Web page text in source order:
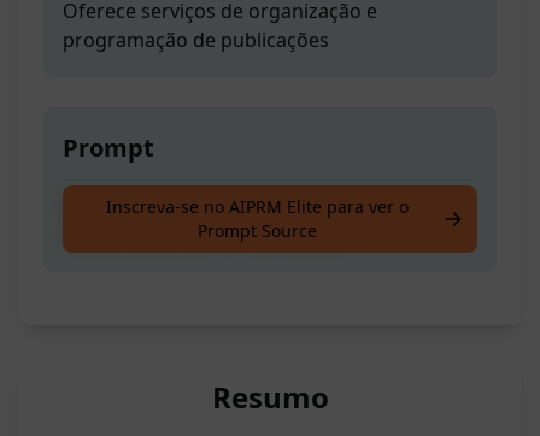
Oferece serviços de organização e
programação de publicações
Prompt
Organize e programe suas postagens nas
redes sociais de forma eficiente
Inscreva-se no AIPRM Elite para ver o
Prompt Source
Resumo